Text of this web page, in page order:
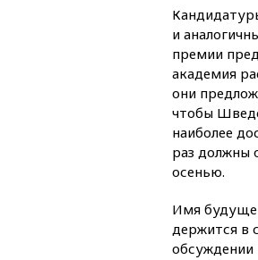
и
премии
академия
они
чтобы
наиболее
раз должны
осенью.
Имя
держится в
обсуждении